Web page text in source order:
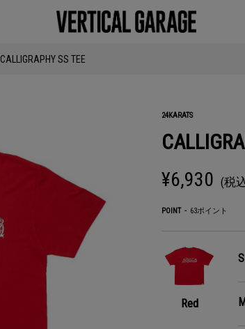
CALLIGRAPHY SS TEE
24KARATS
¥6,930 (税
POINT 63ポイント
Red
S
M